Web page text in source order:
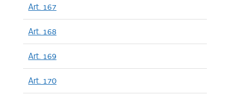
Art. 167
Art. 168
Art. 169
Art. 170